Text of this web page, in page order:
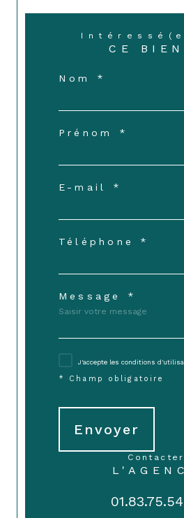
CE
Nom *
Prénom *
E-mail *
Téléphone *
Message *
J'accepte les conditions
* Champ obligatoire
Envoyer
contacter